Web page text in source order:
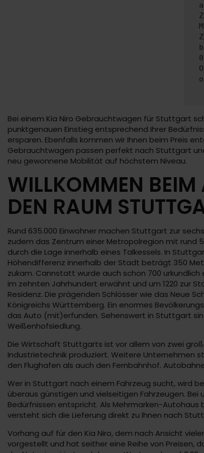
Bei einem Kia Niro Gebrauchtwagen für Stuttgart
punktgenauen Einstieg entsprechend Ihrer
ersparen. Ebenfalls kommen wir Ihnen beim Preis
Gebrauchtwagen passen perfekt nach Stuttgart
neu gewonnene Mobilität auf höchstem Niveau.
WILLKOMMEN
DEN RAUM
Rund 635.000 Einwohner machen Stuttgart zur
zudem das Zentrum einer Metropolregion mit rund
durch die Lage innerhalb eines Talkessels. In
Höhendifferenz innerhalb der Stadt beträgt 350
zukam. Cannstatt wurde auch schon 700
im zehnten Jahrhundert erwähnt und um 1220 zur
Residenz. Die prägenden Schlösser wie das Neue
Königreichs Württemberg. Ein enormes
das Auto (mit)erfunden. Sehenswert in Stuttgart
Weißenhofsiedlung.
Die Wirtschaft Stuttgarts ist vor allem von zwei
Industrietechnik produziert. Weitere Unternehmen
den Flughafen als auch den Fernbahnhof.
Wer in Stuttgart nach einem Fahrzeug sucht, wird
überaus günstigen und vielseitigen Fahrzeugen.
Bedürfnissen entspricht. Als Mehrmarken-
versteht sich die Lieferung direkt zu Ihnen nach
Vorhang auf für den Kia Niro, dem nach Ansicht
vorgestellt und hat seither eine Reihe von Preisen,